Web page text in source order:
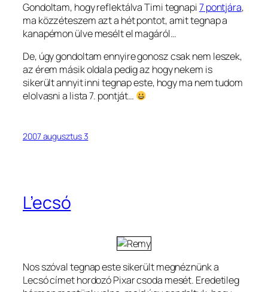
Gondoltam, hogy reflektálva Timi tegnapi7 pontjára,
ma közzéteszem azt a hét pontot, amit tegnap a
kanapémon ülve mesélt el magáról…
De, úgy gondoltam ennyire gonosz csak nem leszek,
az érem másik oldala pedig az hogy nekem is
sikerült annyit inni tegnap este, hogy ma nem tudom
elolvasni a lista 7. pontját…
2007 augusztus 3
L’ecsó
Nos szóval tegnap este sikerült megnéznünk a
Lecsó címet hordozó Pixar csoda mesét. Eredetileg